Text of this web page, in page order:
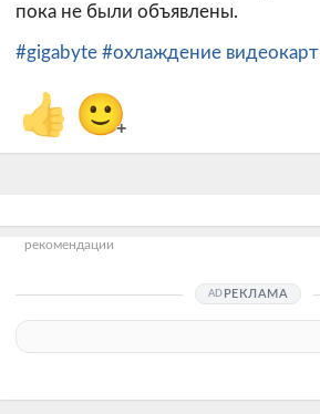
пока не были объявлены.
#gigabyte #охлаждение видеокарт
👍 🙂
+
рекомендации
РЕКЛАМА